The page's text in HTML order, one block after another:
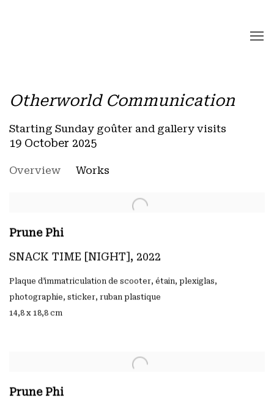
Otherworld Communication
Starting Sunday goûter and gallery visits
19 October 2025
Overview Works
Prune Phi
SNACK TIME [NIGHT] , 2022
Plaque d’immatriculation de scooter, étain, plexiglas,
photographie, sticker, ruban plastique
14,8 x 18,8 cm
Prune Phi